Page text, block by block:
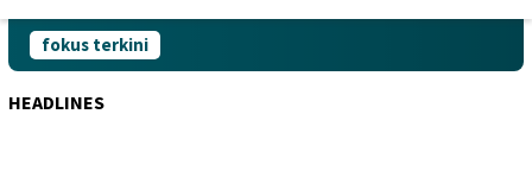
fokus terkini
HEADLINES